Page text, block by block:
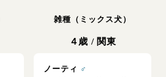
雑種（ミックス犬）
４歳 / 関東
ノーティ ♂